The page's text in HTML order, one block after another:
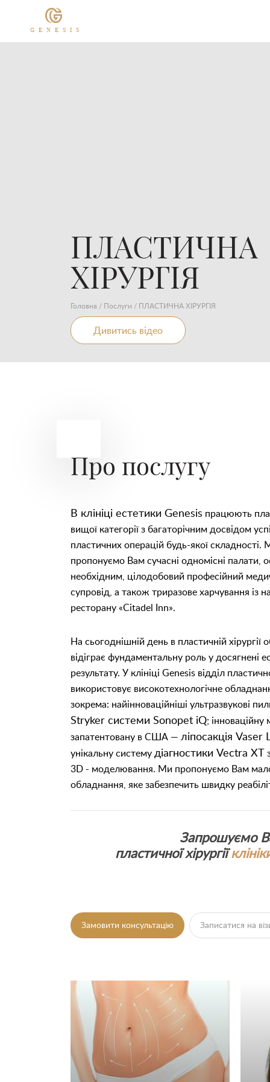
GENESIS
ПЛАСТИЧНА
ХІРУРГІЯ
Головна / Послуги / ПЛАСТИЧНА ХІРУРГІЯ
Дивитись відео
Про послугу
В клініці естетики Genesis працюють
вищої категорії з багаторічним досвідом
пластичних операцій будь-якої складності.
пропонуємо Вам сучасні одномісні палати,
необхідним, цілодобовий професійний
супровід, а також триразове харчування із
ресторану «Citadel Inn».
На сьогоднішній день в пластичній хірургії
відіграє фундаментальну роль у досягнені
результату. У клініці Genesis відділ
використовує високотехнологічне
зокрема: найінноваційніші ультразвукові
Stryker системи Sonopet iQ; інноваційну
запатентовану в США — ліпосакція Vaser
унікальну системудіагностики Vectra XT
3D - моделювання. Ми пропонуємо Вам
обладнання, яке забезпечить швидку
Запрошуємо
пластичної хірургії
Замовити консультацію Записатися на